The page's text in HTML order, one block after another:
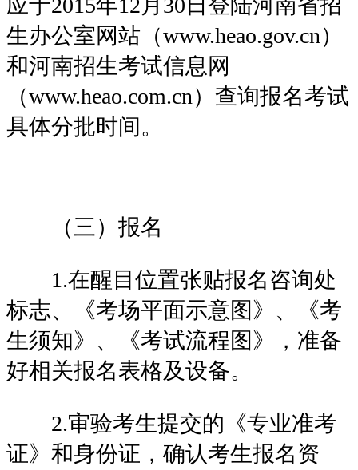
生办公室网站（www.heao.gov.cn）
和河南招生考试信息网
（www.heao.com.cn）查询报名考试
具体分批时间。
（三）报名
1.在醒目位置张贴报名咨询处
标志、《考场平面示意图》、《考
生须知》、《考试流程图》，准备
好相关报名表格及设备。
2.审验考生提交的《专业准考
证》和身份证，确认考生报名资